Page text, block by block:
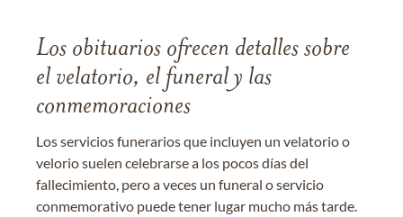
Los obituarios ofrecen detalles sobre
el velatorio, el funeral y las
conmemoraciones
Los servicios funerarios que incluyen un velatorio o
velorio suelen celebrarse a los pocos días del
fallecimiento, pero a veces un funeral o servicio
conmemorativo puede tener lugar mucho más tarde.